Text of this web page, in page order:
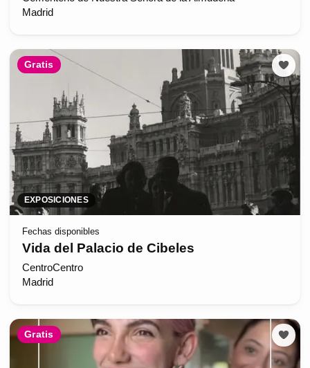
Madrid
Gratis
EXPOSICIONES
Fechas disponibles
Vida del Palacio de Cibeles
CentroCentro
Madrid
Gratis